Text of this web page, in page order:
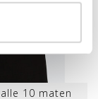
10 maten